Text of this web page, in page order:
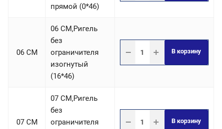
прямой (0*46)
06 СM
06 СM,Ригель
без
ограничителя
изогнутый
(16*46)
В корзину
07 СM
07 СM,Ригель
без
ограничителя
В корзину